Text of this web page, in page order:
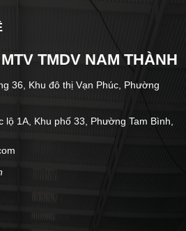
TMDV NAM THÀNH
36, Khu đô thị Vạn Phúc, Phường
lộ 1A, Khu phố 33, Phường Tam Bình,